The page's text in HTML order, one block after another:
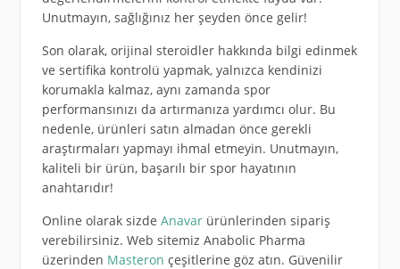
Unutmayın, sağlığınız her şeyden önce gelir!
Son olarak, orijinal steroidler hakkında bilgi edinmek
ve sertifika kontrolü yapmak, yalnızca kendinizi
korumakla kalmaz, aynı zamanda spor
performansınızı da artırmanıza yardımcı olur. Bu
nedenle, ürünleri satın almadan önce gerekli
araştırmaları yapmayı ihmal etmeyin. Unutmayın,
kaliteli bir ürün, başarılı bir spor hayatının
anahtarıdır!
Online olarak sizde Anavarürünlerinden sipariş
verebilirsiniz. Web sitemiz Anabolic Pharma
üzerinden Masteron çeşitlerine göz atın. Güvenilir